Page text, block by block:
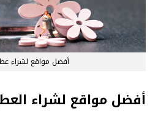
أفضل مواقع لشراء
أفضل مواقع لشراء